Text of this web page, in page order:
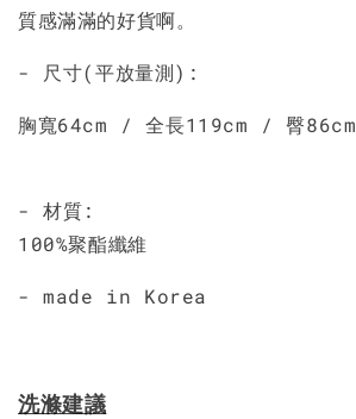
質感滿滿的好貨啊。
- 尺寸(平放量測):
胸寬64cm / 全長119cm / 臀86cm
- 材質:
100%聚酯纖維
- made in Korea
洗滌建議